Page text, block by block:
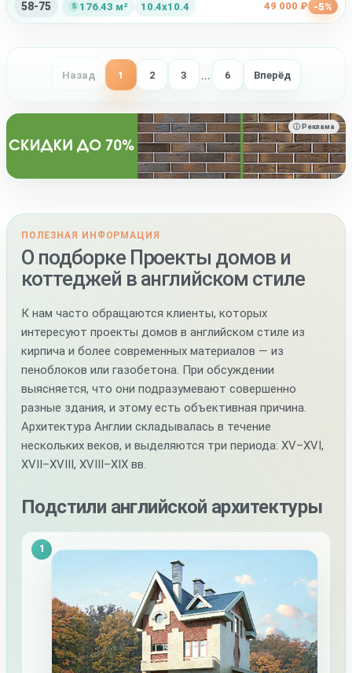
58-75 176.43 м² 10.4x10.4 49 000 ₽ -5%
Назад 1 2 3 … 6 Вперёд
ⓘ Реклама
ПОЛЕЗНАЯ ИНФОРМАЦИЯ
О подборке Проекты домов и
коттеджей в английском стиле
К нам часто обращаются клиенты, которых
интересуют проекты домов в английском стиле из
кирпича и более современных материалов — из
пеноблоков или газобетона. При обсуждении
выясняется, что они подразумевают совершенно
разные здания, и этому есть объективная причина.
Архитектура Англии складывалась в течение
нескольких веков, и выделяются три периода: XV–XVI,
XVII–XVIII, XVIII–XIX вв.
Подстили английской архитектуры